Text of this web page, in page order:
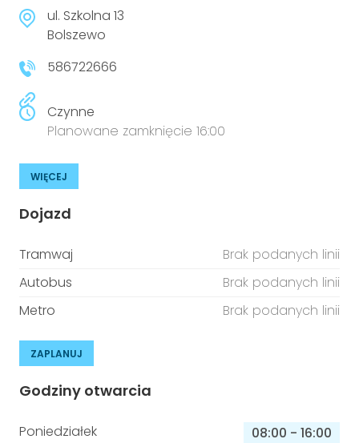
niepełnosprawnościami
Prawa osób z niepełnosprawnościami
Aktualności
Urządzenia IoT
ul. Szkolna 13
Bolszewo
586722666
Czynne
Planowane zamknięcie 16:00
WIĘCEJ
Dojazd
Tramwaj
Brak podanych linii
Autobus
Brak podanych linii
Metro
Brak podanych linii
ZAPLANUJ
Godziny otwarcia
Poniedziałek 08:00 - 16:00